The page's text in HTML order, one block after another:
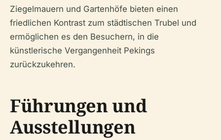
Ziegelmauern und Gartenhöfe bieten einen
friedlichen Kontrast zum städtischen Trubel und
ermöglichen es den Besuchern, in die
künstlerische Vergangenheit Pekings
zurückzukehren.
Führungen und
Ausstellungen